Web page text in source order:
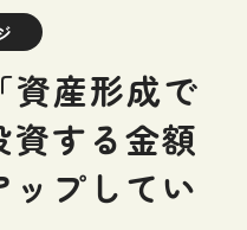
資産形成で
資する金額
ップしてい